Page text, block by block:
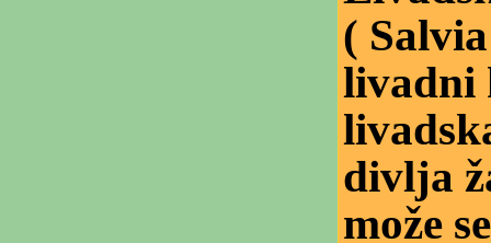
(
livadni
divlja
može